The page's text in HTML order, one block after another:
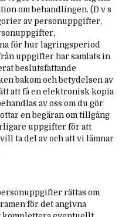
om behandlingen. (D v s
av personuppgifter,
för hur lagringsperiod
uppgifter har samlats in
beslutsfattande
bakom och betydelsen av
att få en elektronisk kopia
av oss om du gör
en begäran om tillgång
uppgifter för att
ta del av och att vi lämnar
rättas om
för det angivna